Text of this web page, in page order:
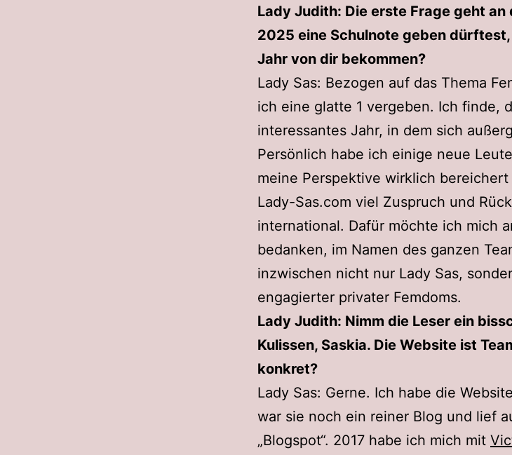
Lady Judith: Die erste Frage geht an
2025 eine Schulnote geben
Jahr von dir bekommen?
Lady Sas: Bezogen auf das Thema
ich eine glatte 1 vergeben. Ich finde,
interessantes Jahr, in dem sich
Persönlich habe ich einige neue
meine Perspektive wirklich
Lady-Sas.com viel Zuspruch und
international. Dafür möchte ich mich
bedanken, im Namen des ganzen
inzwischen nicht nur Lady Sas,
engagierter privater Femdoms.
Lady Judith: Nimm die Leser ein
Kulissen, Saskia. Die Website ist
konkret?
Lady Sas: Gerne. Ich habe die
war sie noch ein reiner Blog und lief
„Blogspot“. 2017 habe ich mich mit